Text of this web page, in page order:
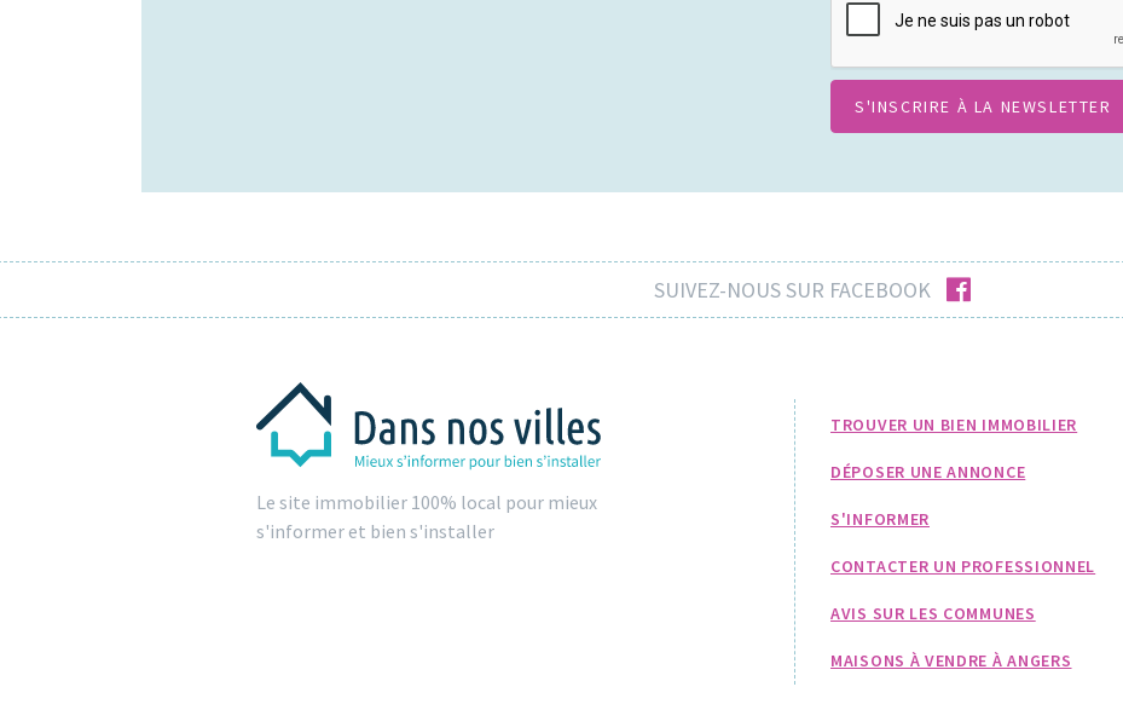
SUIVEZ-NOUS SUR FACEBOOK facebook
Le site immobilier 100% local pour mieux
s'informer et bien s'installer
TROUVER UN BIEN IMMOBILIER
DÉPOSER UNE ANNONCE
S'INFORMER
CONTACTER UN PROFESSIONNEL
AVIS SUR LES COMMUNES
MAISONS À VENDRE À ANGERS